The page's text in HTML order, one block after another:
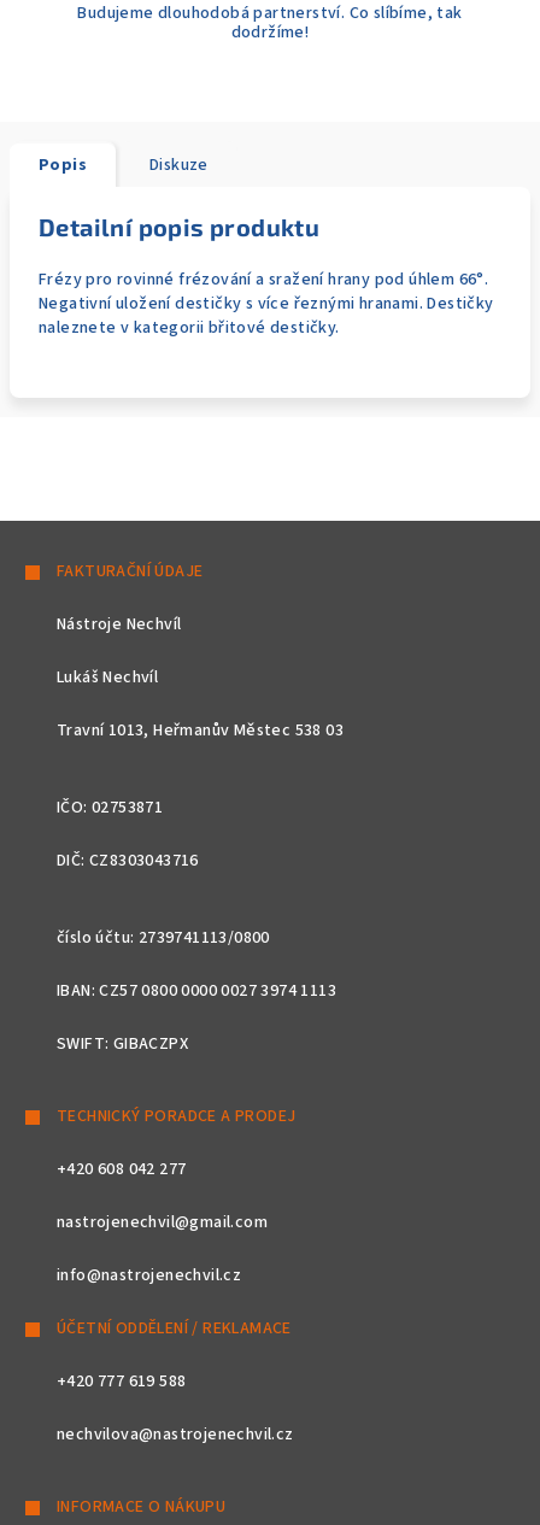
Budujeme dlouhodobá partnerství. Co slíbíme, tak
dodržíme!
Popis Diskuze
Detailní popis produktu
Frézy pro rovinné frézování a sražení hrany pod úhlem 66°.
Negativní uložení destičky s více řeznými hranami. Destičky
naleznete v kategorii břitové destičky.
FAKTURAČNÍ ÚDAJE
Nástroje Nechvíl
Lukáš Nechvíl
Travní 1013, Heřmanův Městec 538 03
IČO: 02753871
DIČ: CZ8303043716
číslo účtu: 2739741113/0800
IBAN: CZ57 0800 0000 0027 3974 1113
SWIFT: GIBACZPX
TECHNICKÝ PORADCE A PRODEJ
+420 608 042 277
nastrojenechvil@gmail.com
info@nastrojenechvil.cz
ÚČETNÍ ODDĚLENÍ / REKLAMACE
+420 777 619 588
nechvilova@nastrojenechvil.cz
INFORMACE O NÁKUPU